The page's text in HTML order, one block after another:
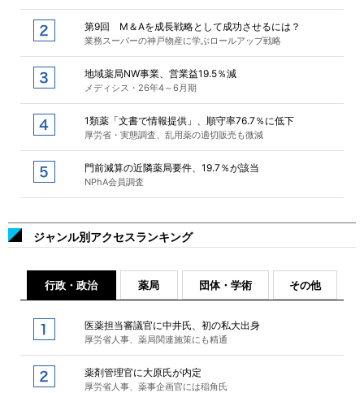
第9回 M＆Aを成長戦略として成功させるには？
業務スーパーの神戸物産に学ぶロールアップ戦略
地域薬局NW事業、営業益19.5％減
メディシス・26年4～6月期
1類薬「文書で情報提供」、順守率76.7％に低下
厚労省・実態調査、乱用薬の適切販売も微減
門前減算の近隣薬局要件、19.7％が該当
NPhA会員調査
ジャンル別アクセスランキング
行政・政治 薬局 団体・学術 その他
医薬担当審議官に中井氏、初の私大出身
厚労省人事、薬局関連施策にも精通
薬剤管理官に大原氏が内定
厚労省人事、薬事企画官には稲角氏